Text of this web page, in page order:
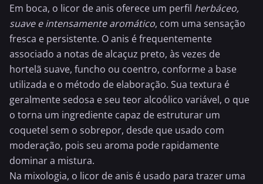
Em boca, o licor de anis oferece um perfil herbáceo,
suave e intensamente aromático, com uma sensação
fresca e persistente. O anis é frequentemente
associado a notas de alcaçuz preto, às vezes de
hortelã suave, funcho ou coentro, conforme a base
utilizada e o método de elaboração. Sua textura é
geralmente sedosa e seu teor alcoólico variável, o que
o torna um ingrediente capaz de estruturar um
coquetel sem o sobrepor, desde que usado com
moderação, pois seu aroma pode rapidamente
dominar a mistura.
Na mixologia, o licor de anis é usado para trazer uma